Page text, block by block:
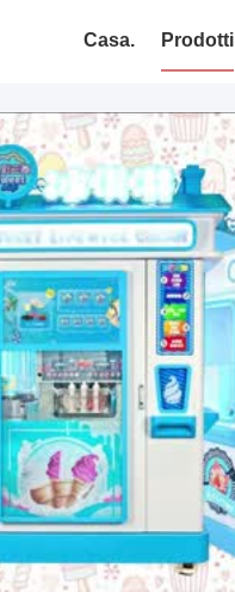
Casa. Prodotti